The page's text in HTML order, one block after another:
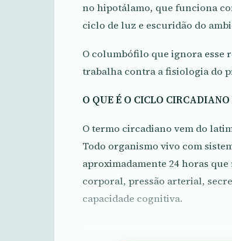
no hipotálamo, que funciona
ciclo de luz e escuridão do
O columbófilo que ignora esse
trabalha contra a fisiologia do
O QUE É O CICLO
O termo circadiano vem do
Todo organismo vivo com
aproximadamente 24 horas
corporal, pressão arterial,
capacidade cognitiva.